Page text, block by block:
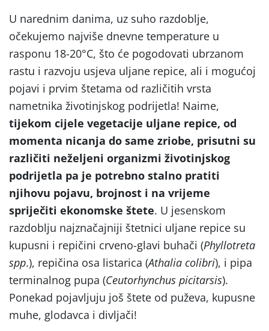
U narednim danima, uz suho razdoblje,
očekujemo najviše dnevne temperature u
rasponu 18-20°C, što će pogodovati ubrzanom
rastu i razvoju usjeva uljane repice, ali i mogućoj
pojavi i prvim štetama od različitih vrsta
nametnika životinjskog podrijetla! Naime,
tijekom cijele vegetacije uljane repice, od
momenta nicanja do same zriobe, prisutni su
različiti neželjeni organizmi životinjskog
podrijetla pa je potrebno stalno pratiti
njihovu pojavu, brojnost i na vrijeme
spriječiti ekonomske štete. U jesenskom
razdoblju najznačajniji štetnici uljane repice su
kupusni i repičini crveno-glavi buhači (Phyllotreta
spp.), repičina osa listarica (Athalia colibri), i pipa
terminalnog pupa (Ceutorhynchus picitarsis).
Ponekad pojavljuju još štete od puževa, kupusne
muhe, glodavca i divljači!